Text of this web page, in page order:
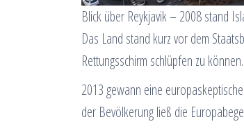
Blick über Reykjavik – 2008 stand
Das Land stand kurz vor dem
Rettungsschirm schlüpfen zu
2013 gewann eine
der Bevölkerung ließ die